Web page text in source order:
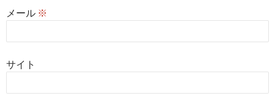
メール ※
サイト